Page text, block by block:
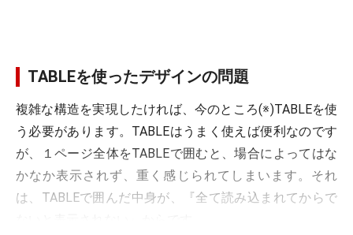
TABLEを使ったデザインの問題
複雑な構造を実現したければ、今のところ(※)TABLEを使
う必要があります。TABLEはうまく使えば便利なのです
が、１ページ全体をTABLEで囲むと、場合によってはな
かなか表示されず、重く感じられてしまいます。それ
は、TABLEで囲んだ中身が、『全て読み込まれてからで